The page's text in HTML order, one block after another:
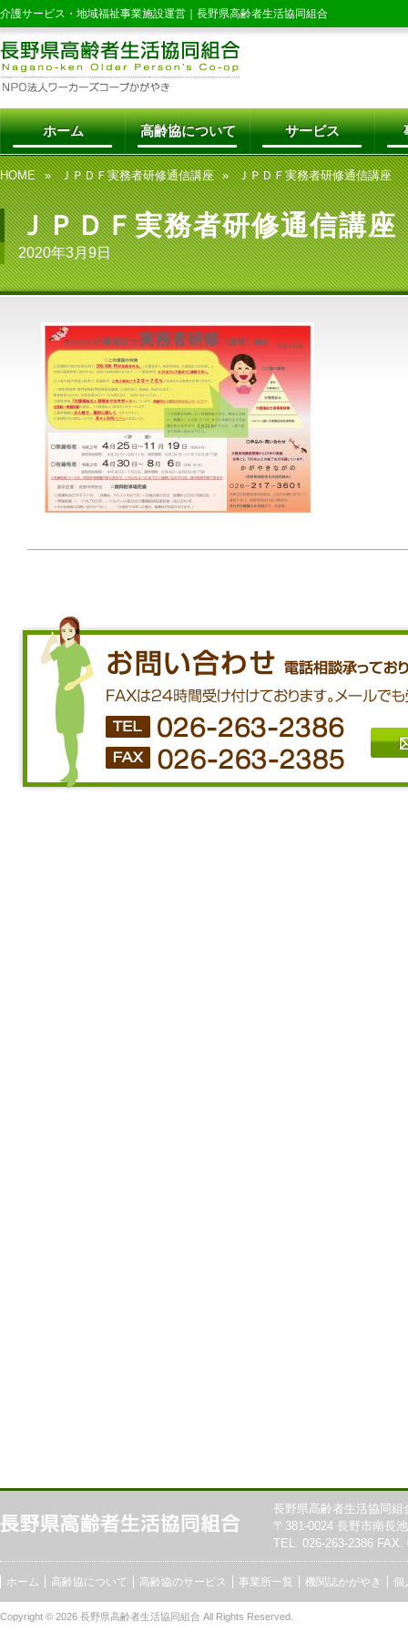
介護サービス・地域福祉事業施設運営｜ 長野県高齢者生活協同組合
ホーム 高齢協について サービス
HOME ＪＰＤＦ実務者研修通信講座 ＪＰＤＦ実務者研修通信講座
ＪＰＤＦ実務者研修通信講座
2020年3月9日
長野県高齢者生活協同組
〒381-0024 長野市南長
TEL. 026-263-2386 FAX.
ホーム 高齢協について 高齢協のサービス 事業所一覧 機関誌かがやき 個
Copyright © 2026 長野県高齢者生活協同組合 All Rights Reserved.